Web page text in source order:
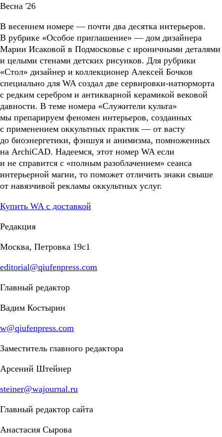
Весна '26
В весеннем номере — почти два десятка интерьеров.
В рубрике «Особое приглашение» — дом дизайнера
Марии Исаковой в Подмосковье с ироничными деталями
и целыми стенами детских рисунков. Для рубрики
«Стол» дизайнер и коллекционер Алексей Бочков
специально для WA создал две сервировки-натюрморта
с редким серебром и антикварной керамикой вековой
давности. В теме номера «Служители культа»
мы препарируем феномен интерьеров, созданных
с применением оккультных практик — от васту
до биоэнергетики, фэншуя и анимизма, помноженных
на ArchiCAD. Надеемся, этот номер WA если
и не справится с «полным разоблачением» сеанса
интерьерной магии, то поможет отличить знаки свыше
от навязчивой рекламы оккультных услуг.
Купить WA с доставкой
Редакция
Москва, Петровка 19с1
editorial@qiufenpress.com
Главный редактор
Вадим Костырин
w@qiufenpress.com
Заместитель главного редактора
Арсений Штейнер
steiner@wajournal.ru
Главный редактор сайта
Анастасия Сырова